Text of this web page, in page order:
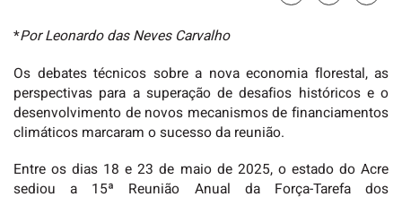
*Por Leonardo das Neves Carvalho
Os debates técnicos sobre a nova economia florestal, as
perspectivas para a superação de desafios históricos e o
desenvolvimento de novos mecanismos de financiamentos
climáticos marcaram o sucesso da reunião.
Entre os dias 18 e 23 de maio de 2025, o estado do Acre
sediou a 15ª Reunião Anual da Força-Tarefa dos